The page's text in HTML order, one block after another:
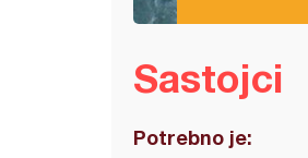
Sastojci
Potrebno je: